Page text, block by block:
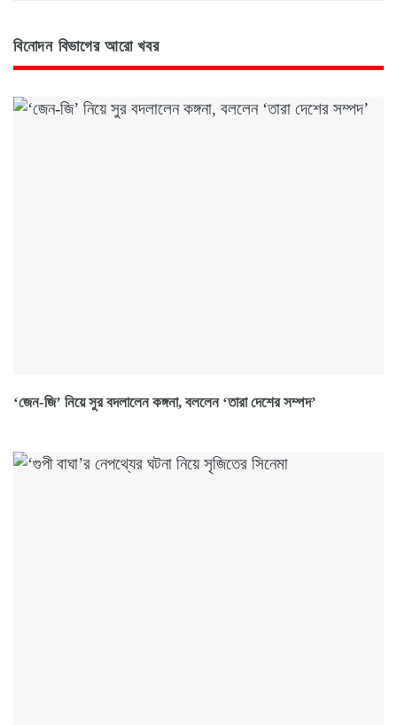
বিনোদন বিভাগের আরো খবর
‘জেন-জি’ নিয়ে সুর বদলালেন কঙ্গনা, বললেন ‘তারা দেশের সম্পদ’